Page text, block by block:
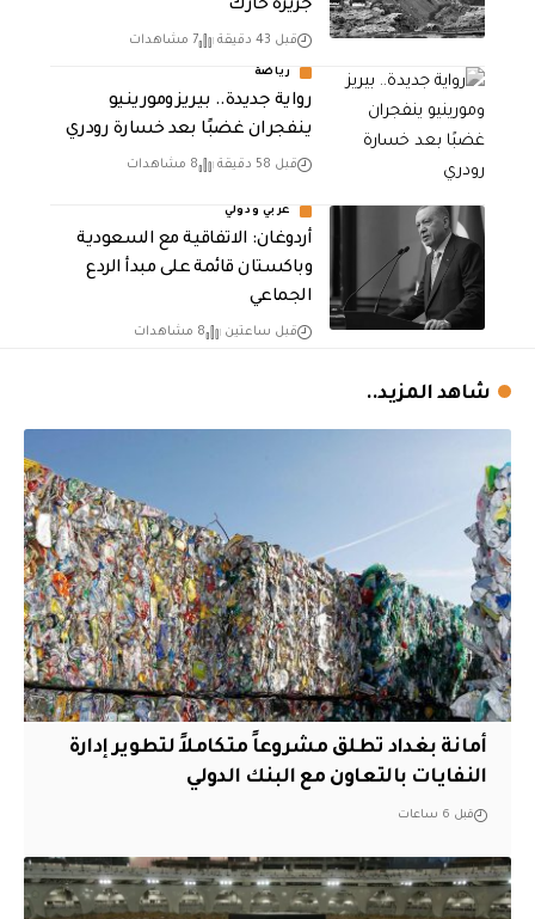
جزيرة خارك
قبل 43 دقيقة 7 مشاهدات
رياضة
رواية جديدة.. بيريز ومورينيو
ينفجران غضبًا بعد خسارة رودري
قبل 58 دقيقة 8 مشاهدات
عربي ودولي
أردوغان: الاتفاقية مع السعودية
وباكستان قائمة على مبدأ الردع
الجماعي
قبل ساعتين 8 مشاهدات
شاهد المزيد..
أمانة بغداد تطلق مشروعاً متكاملاً لتطوير إدارة
النفايات بالتعاون مع البنك الدولي
قبل 6 ساعات